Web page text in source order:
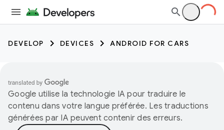
DEVELOP DEVICES ANDROID FOR CARS
Google utilise la technologie IA pour traduire le
contenu dans votre langue préférée. Les traductions
générées par IA peuvent contenir des erreurs.